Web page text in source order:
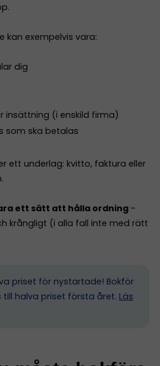
kan exempelvis vara:
dig
insättning (i enskild firma)
som ska betalas
ett underlag: kvitto, faktura eller
ett sätt att hålla ordning –
krångligt (i alla fall inte med rätt
priset för nystartade! Bokför
till halva priset första året. Läs